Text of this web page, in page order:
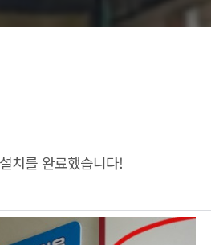
치를 완료했습니다!